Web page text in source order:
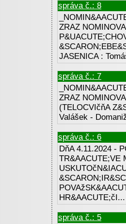
správa č.: 8
ZRAZ
JASENICA :
správa č.: 7
ZRAZ
(TELOCVIčňA
Valášek -
správa č.: 6
DňA 4.11.2024 -
TR&AACUTE;VE
HR&AACUTE;čI...
správa č.: 5